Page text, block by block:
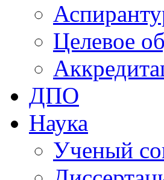
Целевое
ДПО
Наука
Ученый